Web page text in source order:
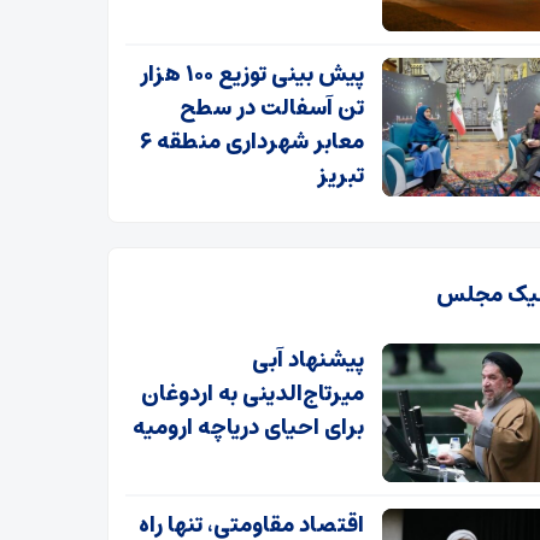
پیش بینی توزیع ۱۰۰ هزار
تن آسفالت در سطح
معابر شهرداری منطقه ۶
تبریز
مجلس
پیشنهاد آبی
میرتاج‌الدینی‌ به اردوغان
برای احیای دریاچه ارومیه
اقتصاد مقاومتی، تنها راه